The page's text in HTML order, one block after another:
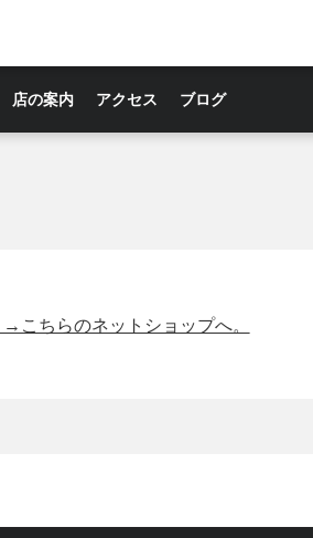
店の案内 アクセス ブログ
こちらのネットショップへ。